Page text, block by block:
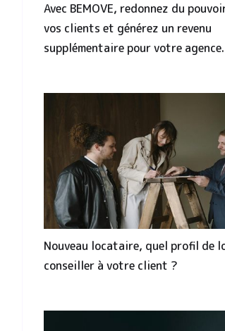
Avec BEMOVE, redonnez du
vos clients et générez un revenu
supplémentaire pour votre agence.
Nouveau locataire, quel profil de
conseiller à votre client ?